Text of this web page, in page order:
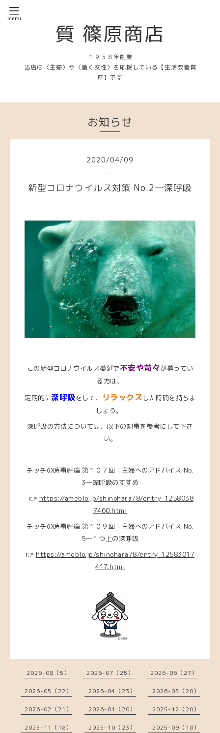
質 篠原商店
１９５８年創業
当店は〈主婦〉や〈働く女性〉を応援している【生活改善質
屋】です
お知らせ
2020/04/09
新型コロナウイルス対策 No.2―深呼吸
この新型コロナウイルス蔓延で不安や苛々が募ってい
る方は、
定期的に深呼吸をして、 リラックス した時間を持ちま
しょう。
深呼吸の方法については、以下の記事を参考にして下さ
い。
チッチの時事評論 第１０７回：主婦へのアドバイス No.
3―深呼吸のすすめ
👉 https://ameblo.jp/shinohara78/entry-1258038
7460.html
チッチの時事評論 第１０９回：主婦へのアドバイス No.
5―１つ上の深呼吸
👉 https://ameblo.jp/shinohara78/entry-12583017
417.html
2026-08（5） 2026-07（25） 2026-06（27）
2026-05（22） 2026-04（23） 2026-03（20）
2026-02（21） 2026-01（20） 2025-12（20）
2025-11（18） 2025-10（23） 2025-09（18）